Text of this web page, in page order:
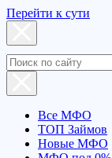
Перейти к сути
Все МФО
ТОП Займов
Новые МФО